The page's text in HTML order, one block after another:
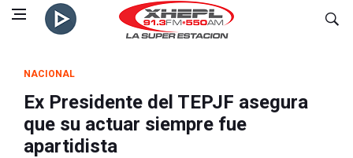
NACIONAL
Ex Presidente del TEPJF asegura
que su actuar siempre fue
apartidista